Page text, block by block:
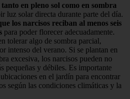
tanto en pleno sol como en sombra
luz solar directa durante parte del día.
los narcisos reciban al menos seis
para poder florecer adecuadamente.
tolerar algo de sombra parcial,
intenso del verano. Si se plantan en
excesiva, los narcisos pueden no
pequeñas y débiles. Es importante
en el jardín para encontrar
según las condiciones climáticas y la